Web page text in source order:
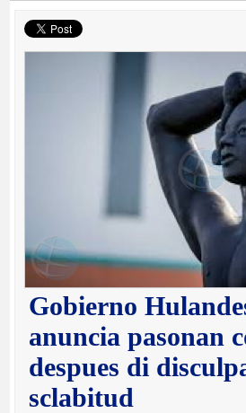
Gobierno
anuncia pasonan
despues di
sclabitud